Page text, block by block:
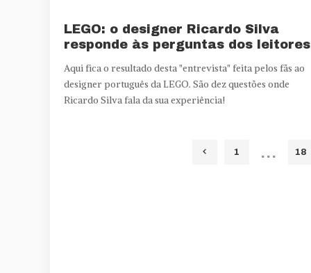
LEGO: o designer Ricardo Silva
responde às perguntas dos leitores
Aqui fica o resultado desta "entrevista" feita pelos fãs ao
designer português da LEGO. São dez questões onde
Ricardo Silva fala da sua experiência!
1 … 18